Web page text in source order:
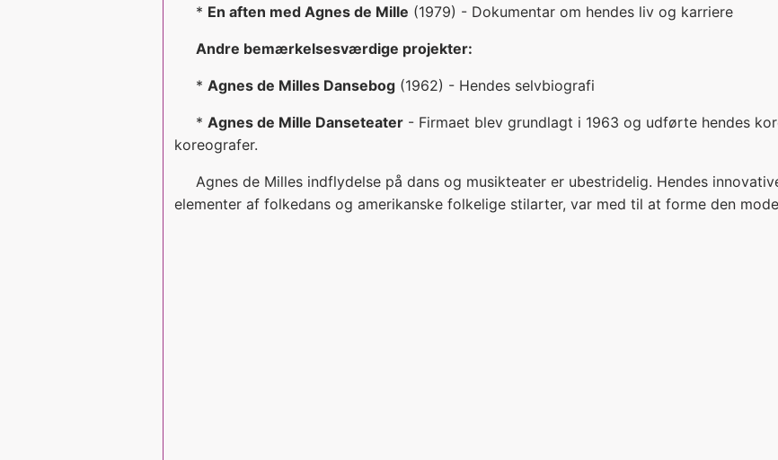
* En aften med Agnes de Mille (1979) - Dokumentar om hendes liv og karriere
Andre bemærkelsesværdige projekter:
* Agnes de Milles Dansebog (1962) - Hendes selvbiografi
* Agnes de Mille Danseteater - Firmaet blev grundlagt i 1963 og udførte hendes
koreografer.
Agnes de Milles indflydelse på dans og musikteater er ubestridelig. Hendes
elementer af folkedans og amerikanske folkelige stilarter, var med til at forme den